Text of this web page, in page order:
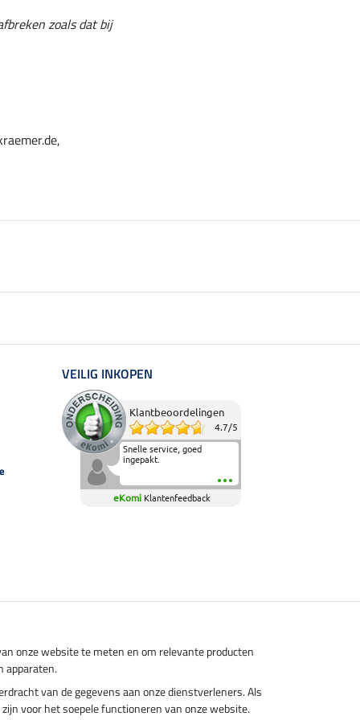
zoals dat bij
VEILIG INKOPEN
Klantbeoordelingen
4.7/5
Snelle service, goed
ingepakt.
eKomi Klantenfeedback
onze website te meten en om relevante producten
apparaten.
van de gegevens aan onze dienstverleners. Als
voor het soepele functioneren van onze website.